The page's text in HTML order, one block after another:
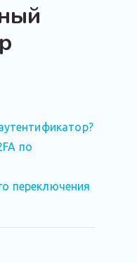
по
переключения